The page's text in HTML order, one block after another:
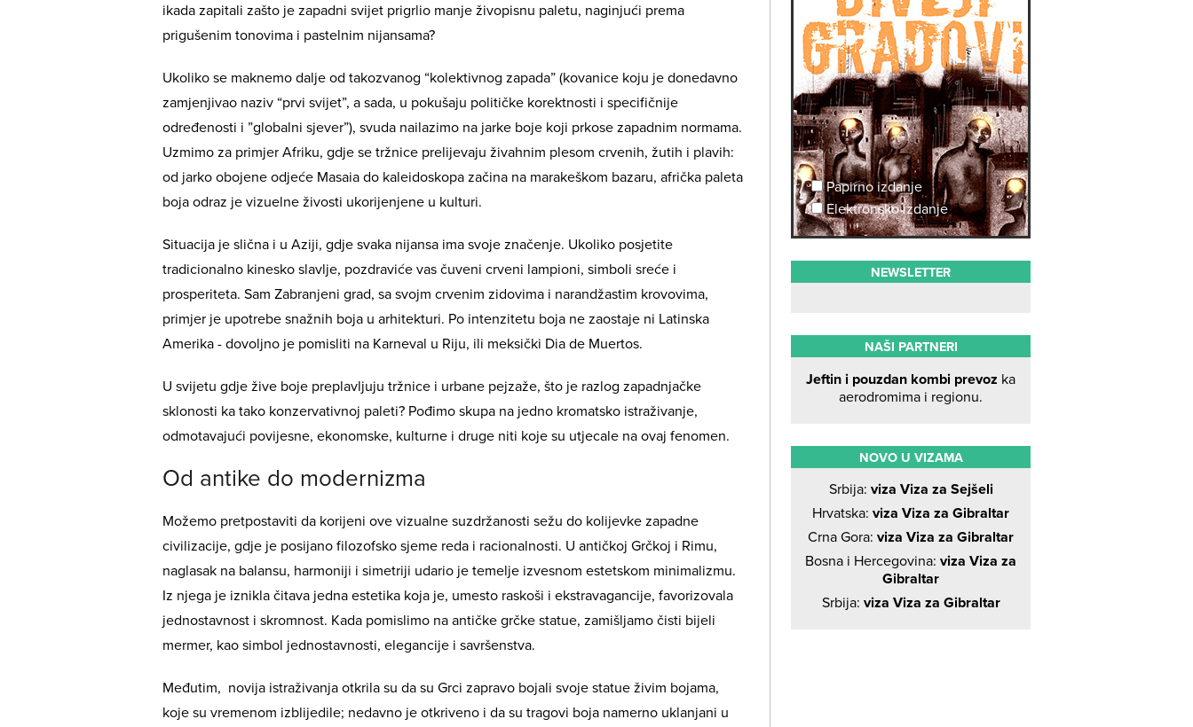
ikada zapitali zašto je zapadni svijet prigrlio manje živopisnu paletu, naginjući prema
prigušenim tonovima i pastelnim nijansama?
Ukoliko se maknemo dalje od takozvanog “kolektivnog zapada” (kovanice koju je donedavno
zamjenjivao naziv “prvi svijet”, a sada, u pokušaju političke korektnosti i specifičnije
određenosti i ”globalni sjever”), svuda nailazimo na jarke boje koji prkose zapadnim normama.
Uzmimo za primjer Afriku, gdje se tržnice prelijevaju živahnim plesom crvenih, žutih i plavih:
od jarko obojene odjeće Masaia do kaleidoskopa začina na marakeškom bazaru, afrička paleta
boja odraz je vizuelne živosti ukorijenjene u kulturi.
Situacija je slična i u Aziji, gdje svaka nijansa ima svoje značenje. Ukoliko posjetite
tradicionalno kinesko slavlje, pozdraviće vas čuveni crveni lampioni, simboli sreće i
prosperiteta. Sam Zabranjeni grad, sa svojm crvenim zidovima i narandžastim krovovima,
primjer je upotrebe snažnih boja u arhitekturi. Po intenzitetu boja ne zaostaje ni Latinska
Amerika - dovoljno je pomisliti na Karneval u Riju, ili meksički Dia de Muertos.
U svijetu gdje žive boje preplavljuju tržnice i urbane pejzaže, što je razlog zapadnjačke
sklonosti ka tako konzervativnoj paleti? Pođimo skupa na jedno kromatsko istraživanje,
odmotavajući povijesne, ekonomske, kulturne i druge niti koje su utjecale na ovaj fenomen.
Od antike do modernizma
Možemo pretpostaviti da korijeni ove vizualne suzdržanosti sežu do kolijevke zapadne
civilizacije, gdje je posijano filozofsko sjeme reda i racionalnosti. U antičkoj Grčkoj i Rimu,
naglasak na balansu, harmoniji i simetriji udario je temelje izvesnom estetskom minimalizmu.
Iz njega je iznikla čitava jedna estetika koja je, umesto raskoši i ekstravagancije, favorizovala
jednostavnost i skromnost. Kada pomislimo na antičke grčke statue, zamišljamo čisti bijeli
mermer, kao simbol jednostavnosti, elegancije i savršenstva.
Međutim, novija istraživanja otkrila su da su Grci zapravo bojali svoje statue živim bojama,
koje su vremenom izblijedile; nedavno je otkriveno i da su tragovi boja namerno uklanjani u
Papirno izdanje
Elektronsko izdanje
NEWSLETTER
NAŠI PARTNERI
Jeftin i pouzdan kombi prevoz ka
aerodromima i regionu.
NOVO U VIZAMA
Srbija: viza Viza za Sejšeli
Hrvatska: viza Viza za Gibraltar
Crna Gora: viza Viza za Gibraltar
Bosna i Hercegovina: viza Viza za
Gibraltar
Srbija: viza Viza za Gibraltar